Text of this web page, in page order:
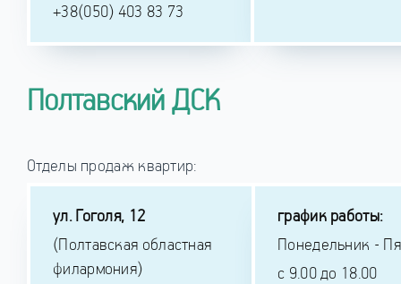
+38(050) 403 83 73
Полтавский ДСК
Отделы продаж квартир:
ул. Гоголя, 12
(Полтавская областная
филармония)
график работы:
Понедельник -
с 9.00 до 18.00